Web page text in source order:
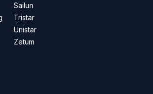
Sailun
Tristar
Unistar
Zetum